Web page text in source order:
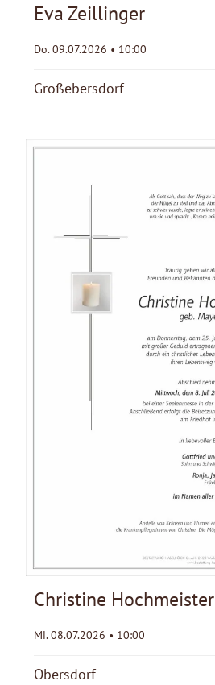
Eva Zeillinger
Do. 09.07.2026 • 10:00
Großebersdorf
Christine Hochmeister
Mi. 08.07.2026 • 10:00
Obersdorf